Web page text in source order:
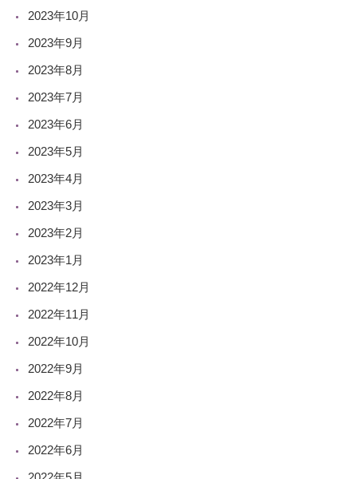
2023年10月
2023年9月
2023年8月
2023年7月
2023年6月
2023年5月
2023年4月
2023年3月
2023年2月
2023年1月
2022年12月
2022年11月
2022年10月
2022年9月
2022年8月
2022年7月
2022年6月